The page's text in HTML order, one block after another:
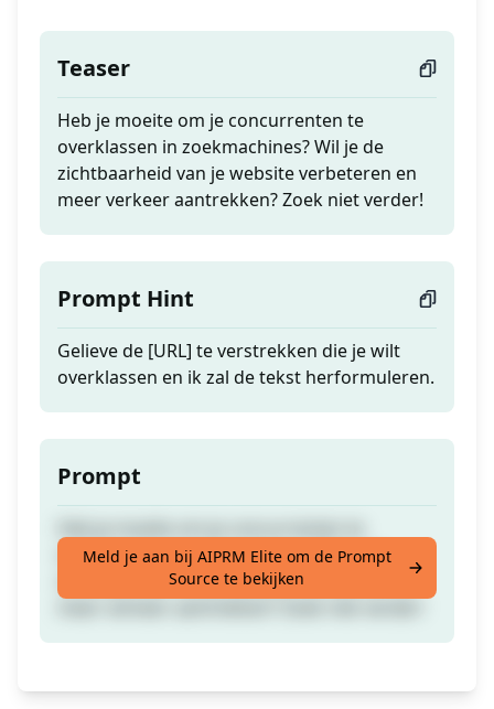
Teaser
Heb je moeite om je concurrenten te
overklassen in zoekmachines? Wil je de
zichtbaarheid van je website verbeteren en
meer verkeer aantrekken? Zoek niet verder!
Prompt Hint
Gelieve de [URL] te verstrekken die je wilt
overklassen en ik zal de tekst herformuleren.
Prompt
overklassen in zoekmachines? Wil je de
zichtbaarheid van je website verbeteren en
Meld je aan bij AIPRM Elite om de Prompt
Source te bekijken